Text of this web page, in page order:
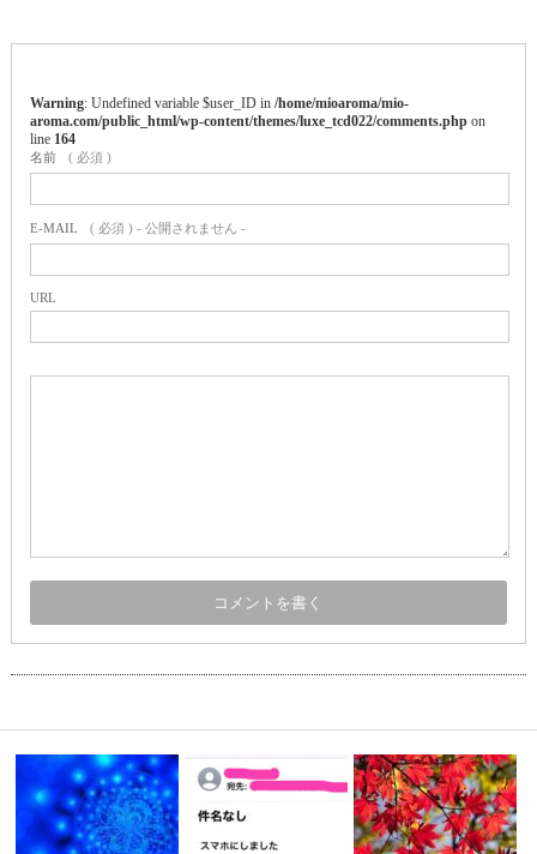
Warning : Undefined variable $user_ID in /home/mioaroma/mio-
aroma.com/public_html/wp-content/themes/luxe_tcd022/comments.phpon
line 164
名前 ( 必須 )
E-MAIL ( 必須 ) - 公開されません -
URL